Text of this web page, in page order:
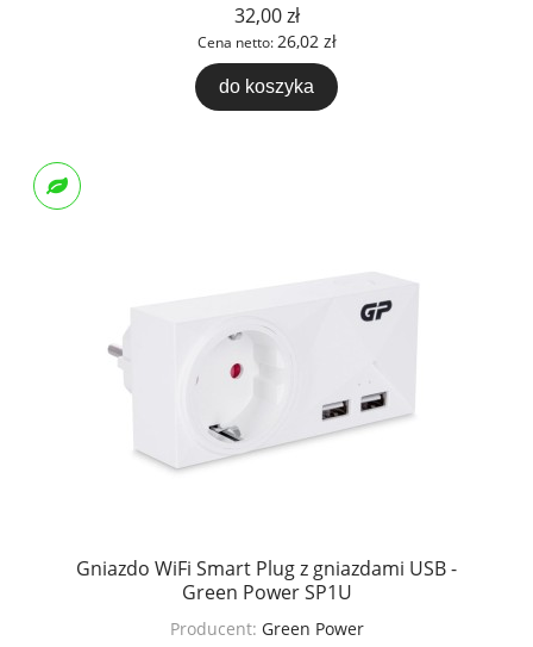
32,00 zł
Cena netto: 26,02 zł
do koszyka
Gniazdo WiFi Smart Plug z gniazdami USB -
Green Power SP1U
Producent: Green Power